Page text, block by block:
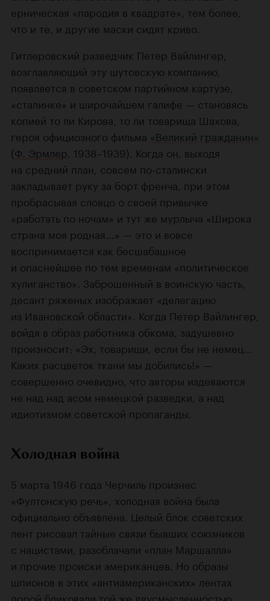
ерническая «пародия в квадрате», тем более,
что и те, и другие маски сидят криво.
Гитлеровский разведчик Петер Вайлингер,
возглавляющий эту шутовскую компанию,
появляется в советском партийном картузе,
«сталинке» и широчайшем галифе — становясь
копией то ли Кирова, то ли товарища Шахова,
героя официозного фильма «Великий гражданин»
(Ф. Эрмлер , 1938–1939). Когда он, выходя
на средний план, совсем по-сталински
закладывает руку за борт френча, при этом
пробрасывая словцо о своей привычке
«работать по ночам» и тут же мурлыча «Широка
страна моя родная...» — это и вовсе
воспринимается как бесшабашное
и опаснейшее по тем временам «политическое
хулиганство». Заброшенный в воинскую часть,
десант ряженых изображает «делегацию
из Ивановской области». Когда Петер Вайлингер,
войдя в образ работника обкома, задушевно
произносит: «Эх, товарищи, если бы не немец...
Каких расцветок ткани мы добились!» —
совершенно очевидно, что авторы издеваются
не над над асом немецкой разведки, а над
идиотизмом советской пропаганды.
Холодная война
5 марта 1946 года Черчиль произнес
«Фултонскую речь», холодная война была
официально объявлена. Целый блок советских
лент рисовал тайные связи бывших союзников
с нацистами, разоблачали «план Маршалла»
и прочие происки американцев. Но образы
шпионов в этих «антиамериканских» лентах
порой бликовали той же двусмысленностью,